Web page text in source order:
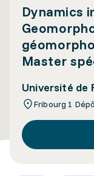
Dynamics
Master
Université de
Fribourg 1